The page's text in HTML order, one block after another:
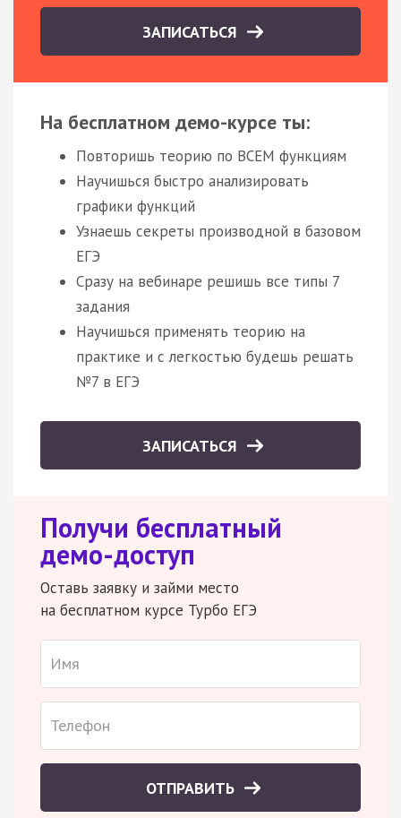
ЗАПИСАТЬСЯ
На бесплатном демо-курсе ты:
Повторишь теорию по ВСЕМ функциям
Научишься быстро анализировать
графики функций
Узнаешь секреты производной в базовом
ЕГЭ
Сразу на вебинаре решишь все типы 7
задания
Научишься применять теорию на
практике и с легкостью будешь решать
№7 в ЕГЭ
ЗАПИСАТЬСЯ
Получи бесплатный
демо-доступ
Оставь заявку и займи место
на бесплатном курсе Турбо ЕГЭ
ОТПРАВИТЬ